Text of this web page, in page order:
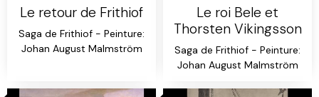
Le retour de Frithiof
Saga de Frithiof - Peinture:
Johan August Malmström
Le roi Bele et
Thorsten Vikingsson
Saga de Frithiof - Peinture:
Johan August Malmström